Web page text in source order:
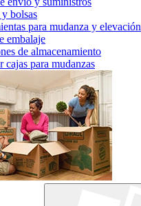
bolsas
para mudanza y elevación
embalaje
de almacenamiento
cajas para mudanzas